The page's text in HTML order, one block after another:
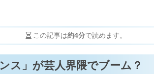
この記事は約4分で読めます。
ス」が芸人界隈でブーム？